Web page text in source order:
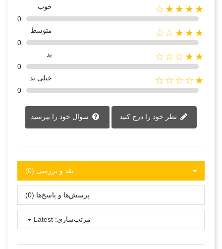
★★★★☆
خوب
0
★★★☆☆
متوسط
0
★★☆☆☆
بد
0
★☆☆☆☆
خیلی بد
0
سوال خود را بپرسید
نقد و بررسی‌‌ (0)
پرسش‌ها و پاسخ‌ها (0)
مرتب‌سازی: Latest